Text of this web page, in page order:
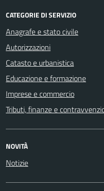
CATEGORIE DI SERVIZIO
Anagrafe e stato civile
Autorizzazioni
Catasto e urbanistica
Educazione e formazione
Imprese e commercio
Tributi, finanze e
NOVITÀ
Notizie